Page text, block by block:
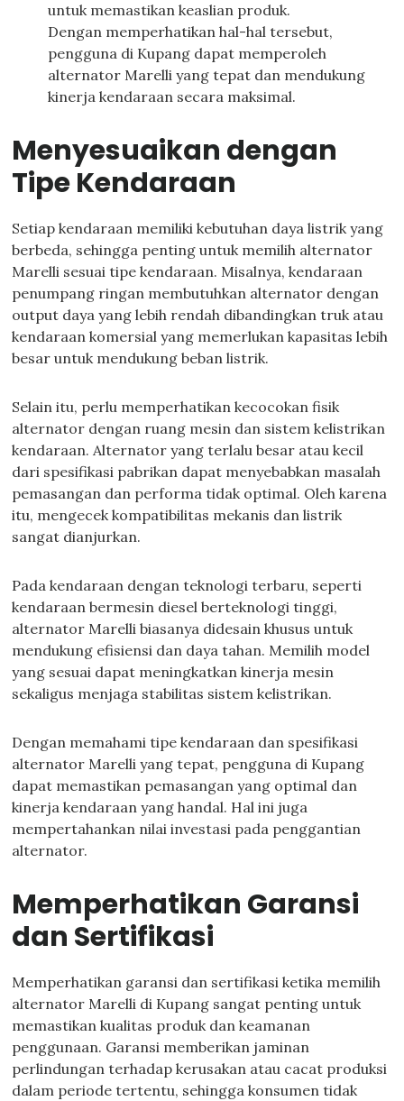
untuk memastikan keaslian produk.
Dengan memperhatikan hal-hal tersebut,
pengguna di Kupang dapat memperoleh
alternator Marelli yang tepat dan mendukung
kinerja kendaraan secara maksimal.
Menyesuaikan dengan
Tipe Kendaraan
Setiap kendaraan memiliki kebutuhan daya listrik yang
berbeda, sehingga penting untuk memilih alternator
Marelli sesuai tipe kendaraan. Misalnya, kendaraan
penumpang ringan membutuhkan alternator dengan
output daya yang lebih rendah dibandingkan truk atau
kendaraan komersial yang memerlukan kapasitas lebih
besar untuk mendukung beban listrik.
Selain itu, perlu memperhatikan kecocokan fisik
alternator dengan ruang mesin dan sistem kelistrikan
kendaraan. Alternator yang terlalu besar atau kecil
dari spesifikasi pabrikan dapat menyebabkan masalah
pemasangan dan performa tidak optimal. Oleh karena
itu, mengecek kompatibilitas mekanis dan listrik
sangat dianjurkan.
Pada kendaraan dengan teknologi terbaru, seperti
kendaraan bermesin diesel berteknologi tinggi,
alternator Marelli biasanya didesain khusus untuk
mendukung efisiensi dan daya tahan. Memilih model
yang sesuai dapat meningkatkan kinerja mesin
sekaligus menjaga stabilitas sistem kelistrikan.
Dengan memahami tipe kendaraan dan spesifikasi
alternator Marelli yang tepat, pengguna di Kupang
dapat memastikan pemasangan yang optimal dan
kinerja kendaraan yang handal. Hal ini juga
mempertahankan nilai investasi pada penggantian
alternator.
Memperhatikan Garansi
dan Sertifikasi
Memperhatikan garansi dan sertifikasi ketika memilih
alternator Marelli di Kupang sangat penting untuk
memastikan kualitas produk dan keamanan
penggunaan. Garansi memberikan jaminan
perlindungan terhadap kerusakan atau cacat produksi
dalam periode tertentu, sehingga konsumen tidak